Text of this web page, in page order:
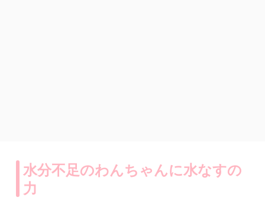
水分不足のわんちゃんに水なすの
力